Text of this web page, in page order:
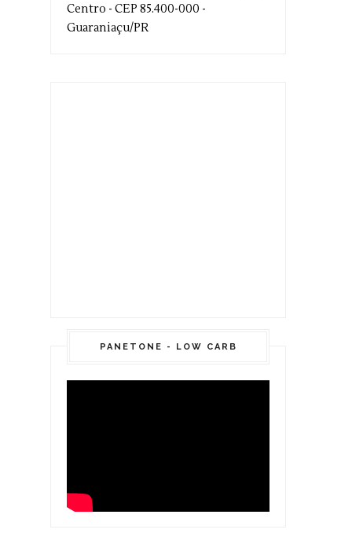
Centro - CEP 85.400-000 -
Guaraniaçu/PR
PANETONE - LOW CARB